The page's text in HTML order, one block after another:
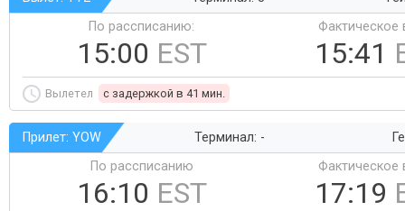
По рассписанию:
15:00 EST
Фактическое
15:41
Вылетел c задержкой в 41 мин.
Прилет: YOW Терминал: -
По рассписанию
16:10 EST
Фактическое
17:19